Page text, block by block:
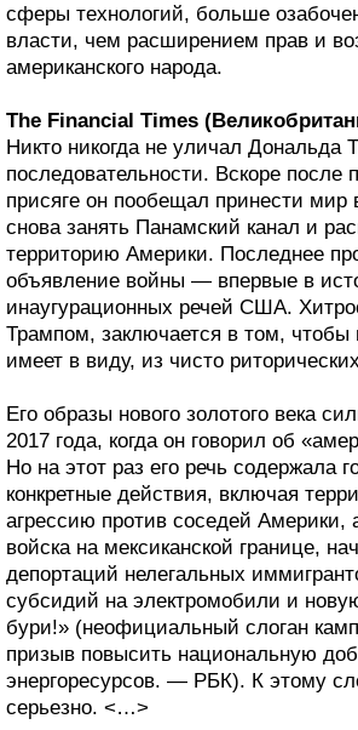
сферы технологий, больше
власти, чем расширением прав и
американского народа.
The Financial Times
Никто никогда не уличал Дональда
последовательности. Вскоре после
присяге он пообещал принести мир
снова занять Панамский канал и
территорию Америки. Последнее
объявление войны — впервые в
инаугурационных речей США.
Трампом, заключается в том, чтобы
имеет в виду, из чисто
Его образы нового золотого века
2017 года, когда он говорил об
Но на этот раз его речь содержала
конкретные действия, включая
агрессию против соседей Америки,
войска на мексиканской границе,
депортаций нелегальных
субсидий на электромобили и
бури!» (неофициальный слоган
призыв повысить национальную
энергоресурсов. — РБК). К этому
серьезно. <…>